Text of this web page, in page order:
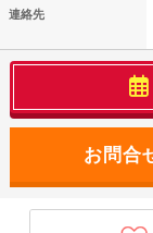
連絡先